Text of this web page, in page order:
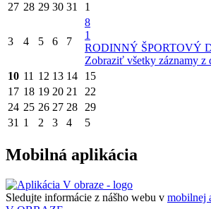
27 28 29 30 31 1
3 4 5 6 7
8
1
RODINNÝ ŠPORTOVÝ
Zobraziť všetky záznamy z
10 11 12 13 14 15
17 18 19 20 21 22
24 25 26 27 28 29
31 1 2 3 4 5
Mobilná aplikácia
Sledujte informácie z nášho webu v mobilnej